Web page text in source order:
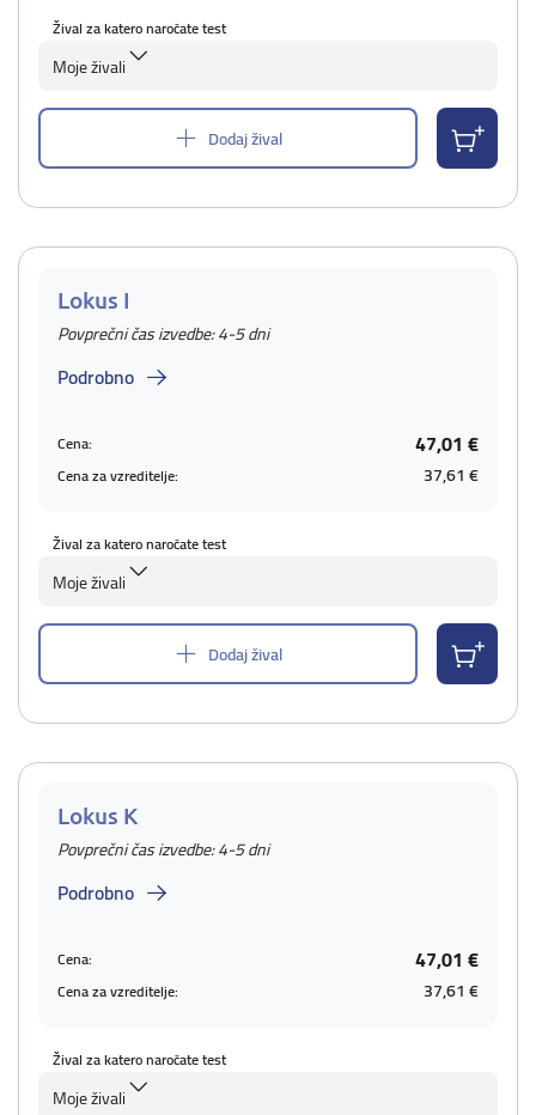
Žival za katero naročate test
Moje živali
Dodaj žival
Lokus I
Povprečni čas izvedbe: 4-5 dni
Podrobno
Cena: 47,01 €
Cena za vzreditelje: 37,61 €
Žival za katero naročate test
Moje živali
Dodaj žival
Lokus K
Povprečni čas izvedbe: 4-5 dni
Podrobno
Cena: 47,01 €
Cena za vzreditelje: 37,61 €
Žival za katero naročate test
Moje živali